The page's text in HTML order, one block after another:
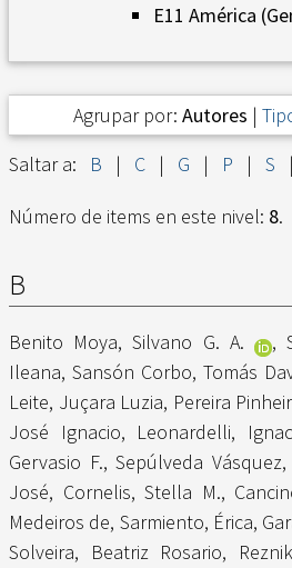
E11 América
Agrupar por: Autores |
Saltar a:
B | C | G | P | S |
Número de items en este nivel: 8.
B
Benito Moya, Silvano G. A. ,
Ileana, Sansón Corbo, Tomás
Leite, Juçara Luzia, Pereira
José Ignacio, Leonardelli,
Gervasio F.,Sepúlveda
José, Cornelis, Stella M.,
Medeiros de, Sarmiento, Érica,
Solveira, Beatriz Rosario,